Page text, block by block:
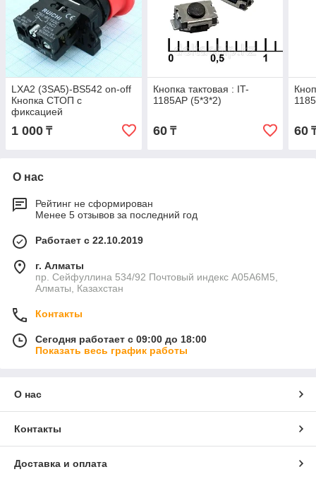
LXA2 (3SA5)-BS542 on-off
Кнопка СТОП с
фиксацией
1 000 ₸
Кнопка тактовая : IT-
1185AP (5*3*2)
60₸ 60
О нас
Рейтинг не сформирован
Менее 5 отзывов за последний год
Работает с 22.10.2019
г. Алматы
пр. Сейфуллина 534/92 Почтовый индекс A05A6M5,
Алматы, Казахстан
Контакты
Сегодня работает с 09:00 до 18:00
Показать весь график работы
О нас
Контакты
Доставка и оплата